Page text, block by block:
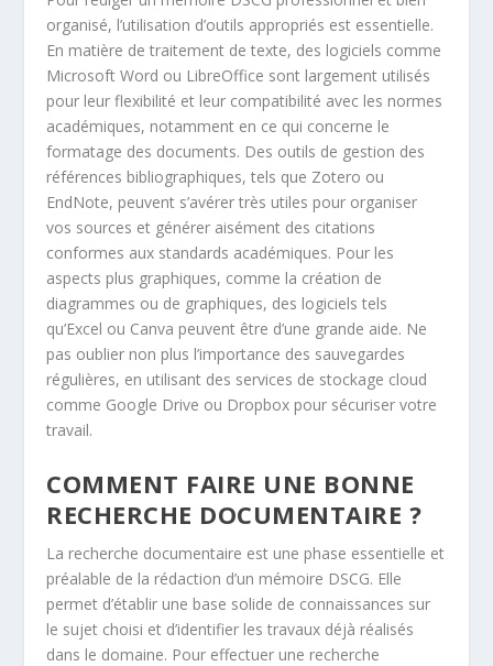
organisé, l’utilisation d’outils appropriés est essentielle.
En matière de traitement de texte, des logiciels comme
Microsoft Word ou LibreOffice sont largement utilisés
pour leur flexibilité et leur compatibilité avec les normes
académiques, notamment en ce qui concerne le
formatage des documents. Des outils de gestion des
références bibliographiques, tels que Zotero ou
EndNote, peuvent s’avérer très utiles pour organiser
vos sources et générer aisément des citations
conformes aux standards académiques. Pour les
aspects plus graphiques, comme la création de
diagrammes ou de graphiques, des logiciels tels
qu’Excel ou Canva peuvent être d’une grande aide. Ne
pas oublier non plus l’importance des sauvegardes
régulières, en utilisant des services de stockage cloud
comme Google Drive ou Dropbox pour sécuriser votre
travail.
COMMENT FAIRE UNE BONNE
RECHERCHE DOCUMENTAIRE ?
La recherche documentaire est une phase essentielle et
préalable de la rédaction d’un mémoire DSCG. Elle
permet d’établir une base solide de connaissances sur
le sujet choisi et d’identifier les travaux déjà réalisés
dans le domaine. Pour effectuer une recherche